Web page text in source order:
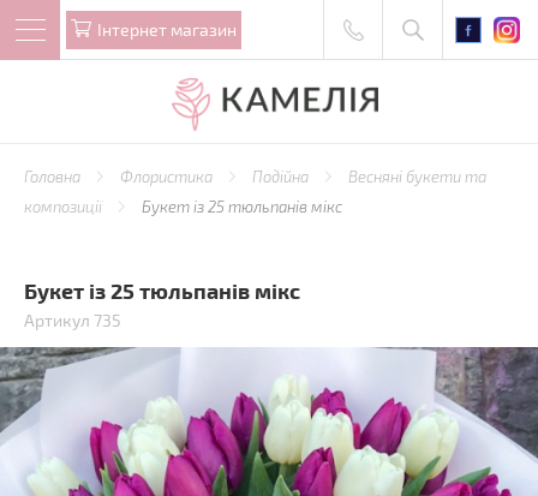
Iнтернет магазин
Головна Флористика Подійна
Весняні букети та
композиції
Букет із 25 тюльпанів мікс
Букет із 25 тюльпанів мікс
Артикул 735